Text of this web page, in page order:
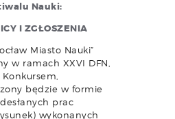
Nauki:
I ZGŁOSZENIA
Miasto Nauki”
w ramach XXVI DFN,
będzie w formie
prac
wykonanych